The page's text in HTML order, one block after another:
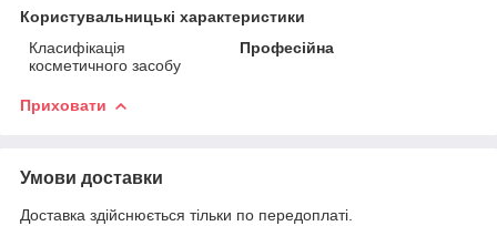
Користувальницькі характеристики
Класифікація
косметичного засобу
Професійна
Приховати
Умови доставки
Доставка здійснюється тільки по передоплаті.